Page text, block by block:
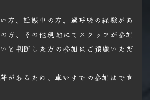
方、妊娠中の方、過呼吸の経験があ
方、
その他現地にてスタッフが参加
と判断した方の参加はご遠慮いただ
があるため、車いすでの参加はでき